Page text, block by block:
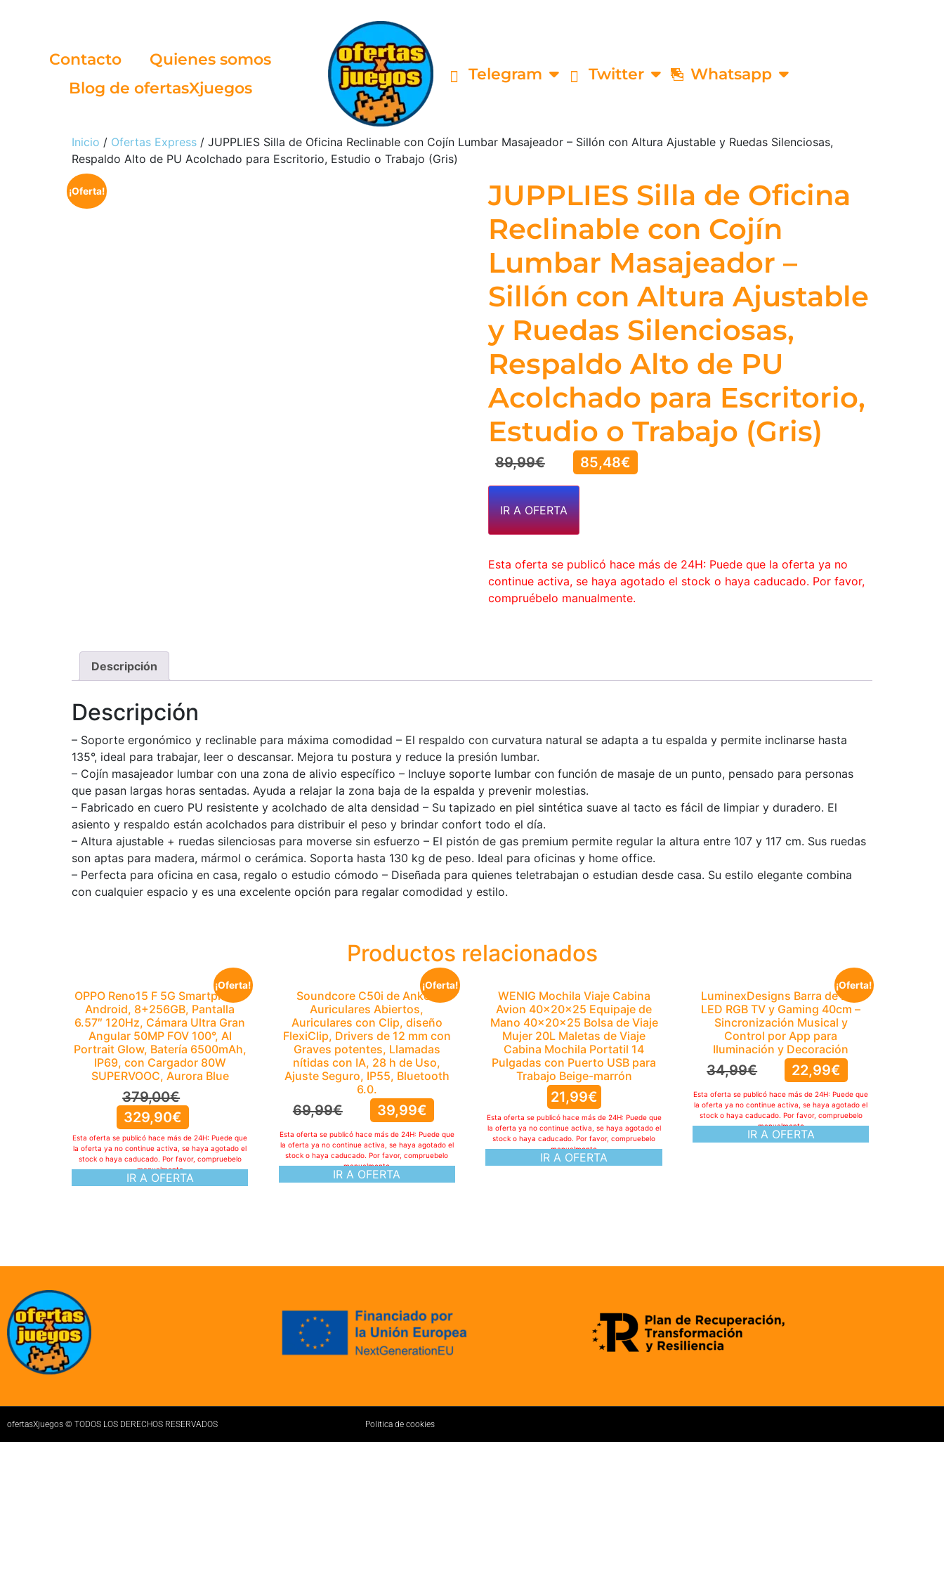
Contacto
Quienes somos
Blog de ofertasXjuegos
Telegram Twitter Whatsapp
Inicio / Ofertas Express / JUPPLIES Silla de Oficina Reclinable con Cojín Lumbar Masajeador – Sillón con Altura Ajustable y Ruedas Silenciosas,
Respaldo Alto de PU Acolchado para Escritorio, Estudio o Trabajo (Gris)
¡Oferta!
JUPPLIES Silla de Oficina
Reclinable con Cojín
Lumbar Masajeador –
Sillón con Altura Ajustable
y Ruedas Silenciosas,
Respaldo Alto de PU
Acolchado para Escritorio,
Estudio o Trabajo (Gris)
89,99€ 85,48€
IR A OFERTA
Esta oferta se publicó hace más de 24H: Puede que la oferta ya no
continue activa, se haya agotado el stock o haya caducado. Por favor,
compruébelo manualmente.
Descripción
Descripción
– Soporte ergonómico y reclinable para máxima comodidad – El respaldo con curvatura natural se adapta a tu espalda y permite inclinarse hasta
135°, ideal para trabajar, leer o descansar. Mejora tu postura y reduce la presión lumbar.
– Cojín masajeador lumbar con una zona de alivio específico – Incluye soporte lumbar con función de masaje de un punto, pensado para personas
que pasan largas horas sentadas. Ayuda a relajar la zona baja de la espalda y prevenir molestias.
– Fabricado en cuero PU resistente y acolchado de alta densidad – Su tapizado en piel sintética suave al tacto es fácil de limpiar y duradero. El
asiento y respaldo están acolchados para distribuir el peso y brindar confort todo el día.
– Altura ajustable + ruedas silenciosas para moverse sin esfuerzo – El pistón de gas premium permite regular la altura entre 107 y 117 cm. Sus ruedas
son aptas para madera, mármol o cerámica. Soporta hasta 130 kg de peso. Ideal para oficinas y home office.
– Perfecta para oficina en casa, regalo o estudio cómodo – Diseñada para quienes teletrabajan o estudian desde casa. Su estilo elegante combina
con cualquier espacio y es una excelente opción para regalar comodidad y estilo.
Productos relacionados
¡Oferta!
OPPO Reno15 F 5G Smartphone
Android, 8+256GB, Pantalla
6.57″ 120Hz, Cámara Ultra Gran
Angular 50MP FOV 100°, AI
Portrait Glow, Batería 6500mAh,
IP69, con Cargador 80W
SUPERVOOC, Aurora Blue
379,00€
329,90€
IR A OFERTA
Esta oferta se publicó hace más de 24H: Puede que
la oferta ya no continue activa, se haya agotado el
stock o haya caducado. Por favor, compruebelo
manualmente
¡Oferta!
Soundcore C50i de Anker,
Auriculares Abiertos,
Auriculares con Clip, diseño
FlexiClip, Drivers de 12 mm con
Graves potentes, Llamadas
nítidas con IA, 28 h de Uso,
Ajuste Seguro, IP55, Bluetooth
6.0.
69,99€ 39,99€
IR A OFERTA
Esta oferta se publicó hace más de 24H: Puede que
la oferta ya no continue activa, se haya agotado el
stock o haya caducado. Por favor, compruebelo
manualmente
WENIG Mochila Viaje Cabina
Avion 40x20x25 Equipaje de
Mano 40x20x25 Bolsa de Viaje
Mujer 20L Maletas de Viaje
Cabina Mochila Portatil 14
Pulgadas con Puerto USB para
Trabajo Beige-marrón
21,99€
IR A OFERTA
Esta oferta se publicó hace más de 24H: Puede que
la oferta ya no continue activa, se haya agotado el
stock o haya caducado. Por favor, compruebelo
manualmente
¡Oferta!
LuminexDesigns Barra de Luz
LED RGB TV y Gaming 40cm –
Sincronización Musical y
Control por App para
Iluminación y Decoración
34,99€ 22,99€
IR A OFERTA
Esta oferta se publicó hace más de 24H: Puede que
la oferta ya no continue activa, se haya agotado el
stock o haya caducado. Por favor, compruebelo
manualmente
ofertasXjuegos © TODOS LOS DERECHOS RESERVADOS Politica de cookies